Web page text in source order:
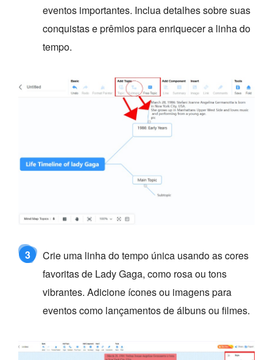
eventos importantes. Inclua detalhes sobre suas
conquistas e prêmios para enriquecer a linha do
tempo.
3
Crie uma linha do tempo única usando as cores
favoritas de Lady Gaga, como rosa ou tons
vibrantes. Adicione ícones ou imagens para
eventos como lançamentos de álbuns ou filmes.